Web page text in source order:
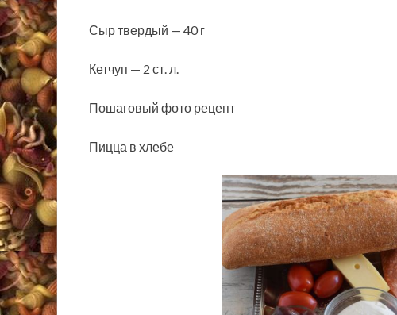
Сыр твердый — 40 г
Кетчуп — 2 ст. л.
Пошаговый фото рецепт
Пицца в хлебе